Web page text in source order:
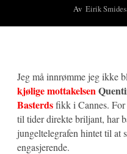
Av Eirik
Jeg må innrømme jeg ikke
kjølige mottakelsen
Basterdsfikk i Cannes. For
til tider direkte briljant, har
jungeltelegrafen hintet til at
engasjerende.